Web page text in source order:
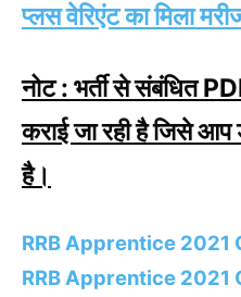
प्लस वेरिएंट का मिला
नोट : भर्ती से संबंधित
कराई जा रही है जिसे
है।
RRB Apprentice 2021
RRB Apprentice 2021